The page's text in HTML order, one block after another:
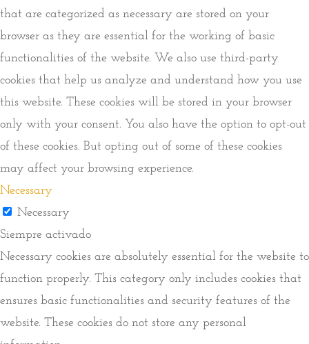
that are categorized as necessary are stored on your
browser as they are essential for the working of basic
functionalities of the website. We also use third-party
cookies that help us analyze and understand how you use
this website. These cookies will be stored in your browser
only with your consent. You also have the option to opt-out
of these cookies. But opting out of some of these cookies
may affect your browsing experience.
Necessary
Necessary
Siempre activado
Necessary cookies are absolutely essential for the website to
function properly. This category only includes cookies that
ensures basic functionalities and security features of the
website. These cookies do not store any personal